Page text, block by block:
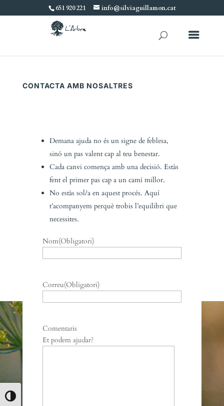
Toggle High Contrast
651 920 221 info@silviaguillamon.cat
CONTACTA AMB NOSALTRES
Demana ajuda no és un signe de feblesa,
sinó un pas valent cap al teu benestar.
Cada canvi comença amb una decisió. Estàs
fent el primer pas cap a un camí millor.
No estàs sol/a en aquest procés. Aquí
t’acompanyem perquè trobis l’equilibri que
necessites.
Nom(Obligatori)
Correu(Obligatori)
Comentaris
Et podem ajudar?